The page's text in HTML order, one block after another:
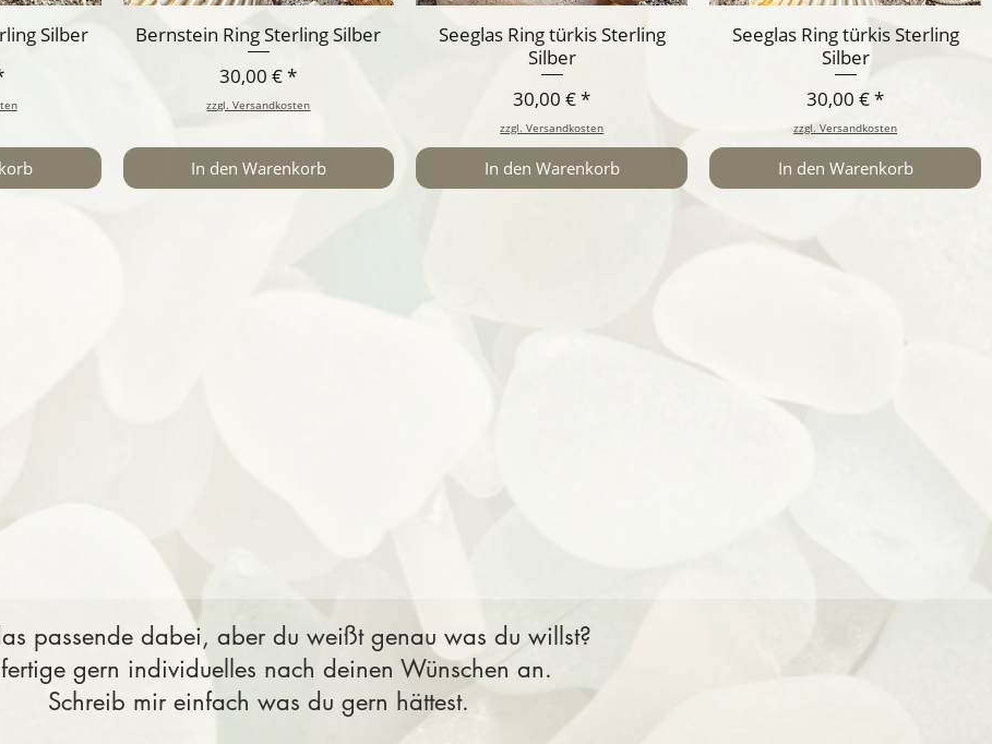
Silber
Bernstein Ring Sterling Silber
Preis
30,00 €
zzgl. Versandkosten
In den Warenkorb
Seeglas Ring türkis Sterling
Silber
Preis
30,00 €
zzgl. Versandkosten
In den Warenkorb
Seeglas Ring türkis Sterling
Silber
Preis
30,00 €
zzgl. Versandkosten
In den Warenkorb
passende dabei, aber du weißt genau was du willst?
gern individuelles nach deinen Wünschen an.
Schreib mir einfach was du gern hättest.